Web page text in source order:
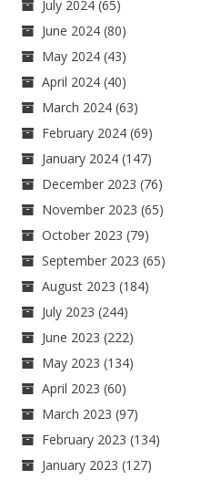
July 2024 (65)
June 2024 (80)
May 2024 (43)
April 2024 (40)
March 2024 (63)
February 2024 (69)
January 2024 (147)
December 2023 (76)
November 2023 (65)
October 2023 (79)
September 2023 (65)
August 2023 (184)
July 2023 (244)
June 2023 (222)
May 2023 (134)
April 2023 (60)
March 2023 (97)
February 2023 (134)
January 2023 (127)